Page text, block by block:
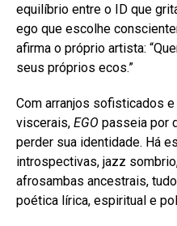
equilíbrio entre o ID que
ego que escolhe
afirma o próprio artista:
seus próprios ecos.”
Com arranjos sofisticados
viscerais, EGO passeia por
perder sua identidade. Há
introspectivas, jazz
afrosambas ancestrais,
poética lírica, espiritual e